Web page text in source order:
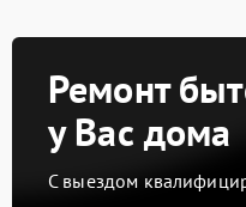
Ремонт
у Вас дома
С выездом